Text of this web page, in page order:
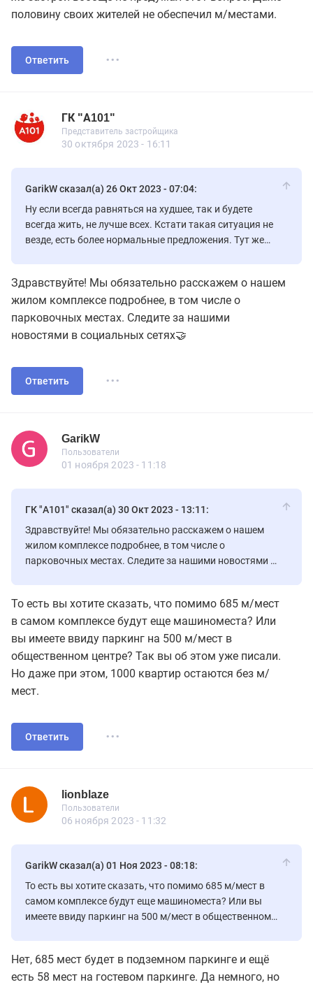
половину своих жителей не обеспечил м/местами.
Ответить ...
ГК "А101"
ГК "А101"
Представитель застройщика
Представитель застройщика
561 сообщений
30 октября 2023 - 16:11
GarikW сказал(а) 26 Окт 2023 - 07:04:
Ну если всегда равняться на худшее, так и будете
всегда жить, не лучше всех. Кстати такая ситуация не
везде, есть более нормальные предложения. Тут же
Здравствуйте! Мы обязательно расскажем о нашем
жилом комплексе подробнее, в том числе о
парковочных местах. Следите за нашими
новостями в социальных сетях🤝
Ответить ...
GarikW
GarikW
Пользователи
Новичок
Пользователи
15 сообщений
01 ноября 2023 - 11:18
ГК "А101" сказал(а) 30 Окт 2023 - 13:11:
Здравствуйте! Мы обязательно расскажем о нашем
жилом комплексе подробнее, в том числе о
парковочных местах. Следите за нашими новостями в
То есть вы хотите сказать, что помимо 685 м/мест
в самом комплексе будут еще машиноместа? Или
вы имеете ввиду паркинг на 500 м/мест в
общественном центре? Так вы об этом уже писали.
Но даже при этом, 1000 квартир остаются без м/
мест.
Ответить ...
lionblaze
lionblaze
Пользователи
Новичок
Пользователи
3 сообщений
06 ноября 2023 - 11:32
GarikW сказал(а) 01 Ноя 2023 - 08:18:
То есть вы хотите сказать, что помимо 685 м/мест в
самом комплексе будут еще машиноместа? Или вы
имеете ввиду паркинг на 500 м/мест в общественном
Нет, 685 мест будет в подземном паркинге и ещё
есть 58 мест на гостевом паркинге. Да немного, но